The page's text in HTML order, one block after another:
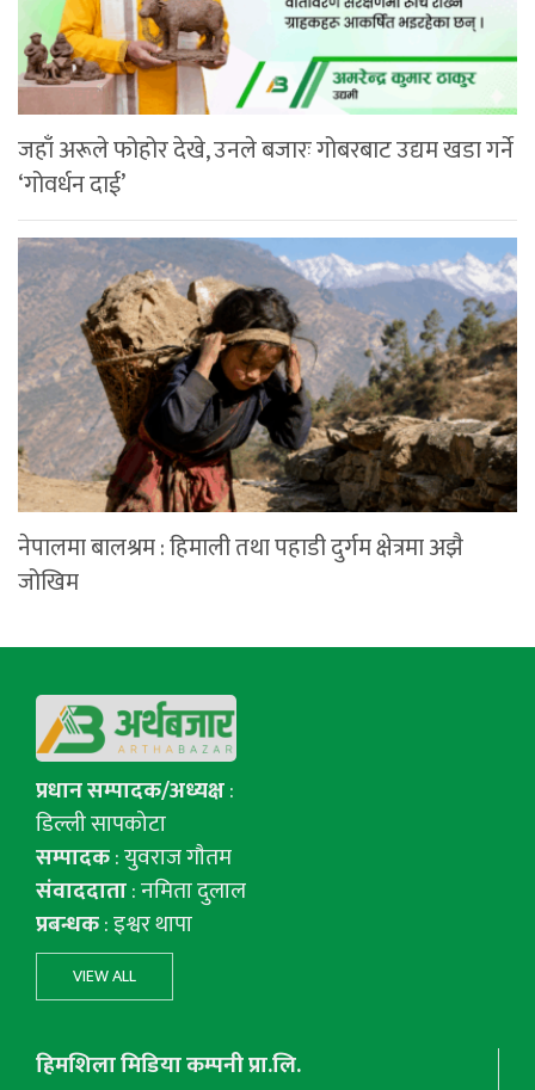
जहाँ अरूले फोहोर देखे, उनले बजारः गोबरबाट उद्यम खडा गर्ने
‘गोवर्धन दाई’
नेपालमा बालश्रम : हिमाली तथा पहाडी दुर्गम क्षेत्रमा अझै
जोखिम
प्रधान सम्पादक/अध्यक्ष:
डिल्ली सापकोटा
सम्पादक: युवराज गाैतम
संवाददाता: नमिता दुलाल
प्रबन्धक: इश्वर थापा
VIEW ALL
हिमशिला मिडिया कम्पनी प्रा.लि.